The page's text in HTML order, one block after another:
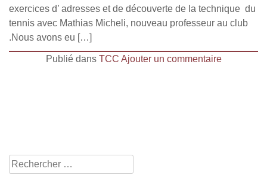
exercices d’ adresses et de découverte de la technique du
tennis avec Mathias Micheli, nouveau professeur au club
.Nous avons eu […]
Publié dans TCC Ajouter un commentaire
Rechercher
pour: